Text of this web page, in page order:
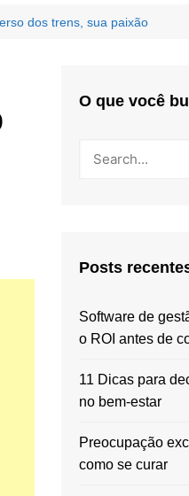
dos trens, sua paixão
O que você
Posts
Software de
o ROI antes de
11 Dicas para
no bem-estar
Preocupação
como se curar